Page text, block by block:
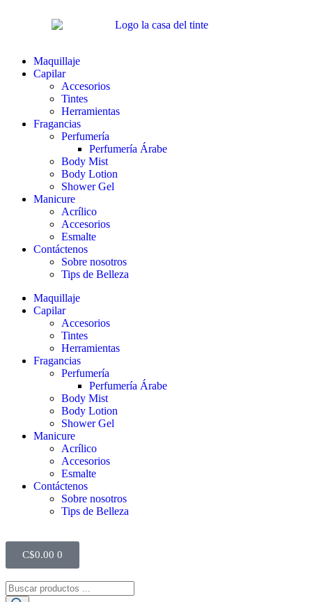
Maquillaje
Capilar
Accesorios
Tintes
Herramientas
Fragancias
Perfumería
Perfumería Árabe
Body Mist
Body Lotion
Shower Gel
Manicure
Acrílico
Accesorios
Esmalte
Contáctenos
Sobre nosotros
Tips de Belleza
Maquillaje
Capilar
Accesorios
Tintes
Herramientas
Fragancias
Perfumería
Perfumería Árabe
Body Mist
Body Lotion
Shower Gel
Manicure
Acrílico
Accesorios
Esmalte
Contáctenos
Sobre nosotros
Tips de Belleza
C$0.00 0